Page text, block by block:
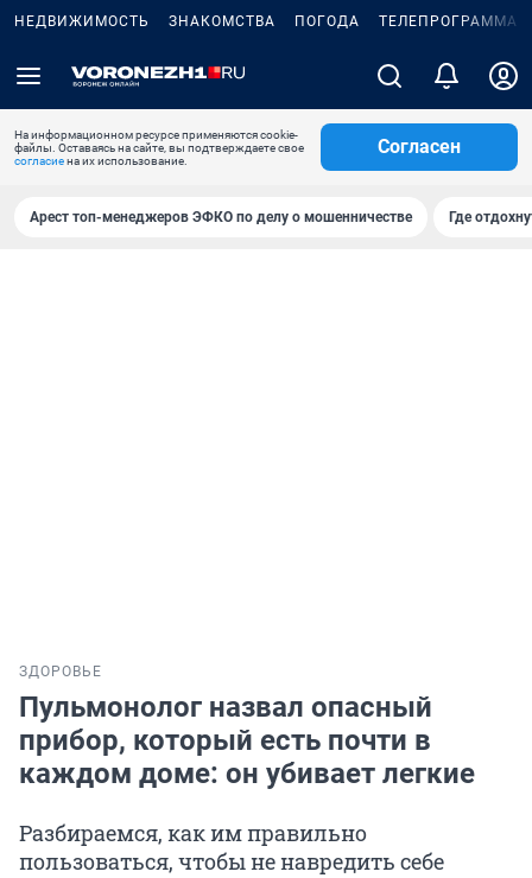
НЕДВИЖИМОСТЬ ЗНАКОМСТВА ПОГОДА ТЕЛЕПРОГРАММА
На информационном ресурсе применяются cookie-
файлы. Оставаясь на сайте, вы подтверждаете свое
согласиена их использование.
Согласен
Арест топ-менеджеров ЭФКО по делу о мошенничестве Где
ЗДОРОВЬЕ
Пульмонолог назвал опасный
прибор, который есть почти в
каждом доме: он убивает легкие
Разбираемся, как им правильно
пользоваться, чтобы не навредить себе